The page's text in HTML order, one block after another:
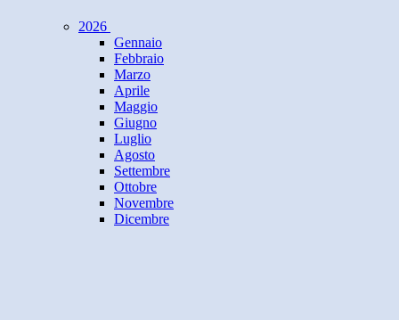
2026
Gennaio
Febbraio
Marzo
Aprile
Maggio
Giugno
Luglio
Agosto
Settembre
Ottobre
Novembre
Dicembre